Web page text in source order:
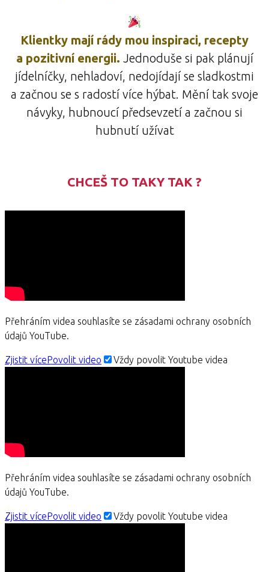
Klientky mají rády mou inspiraci, recepty
a pozitivní energii. Jednoduše si pak plánují
jídelníčky, nehladoví, nedojídají se sladkostmi
a začnou se s radostí více hýbat. Mění tak svoje
návyky, hubnoucí předsevzetí a začnou si
hubnutí užívat
CHCEŠ TO TAKY TAK ?
Přehráním videa souhlasíte se zásadami ochrany osobních
údajů YouTube.
Zjistit vícePovolit video Vždy povolit Youtube videa
Přehráním videa souhlasíte se zásadami ochrany osobních
údajů YouTube.
Zjistit vícePovolit video Vždy povolit Youtube videa